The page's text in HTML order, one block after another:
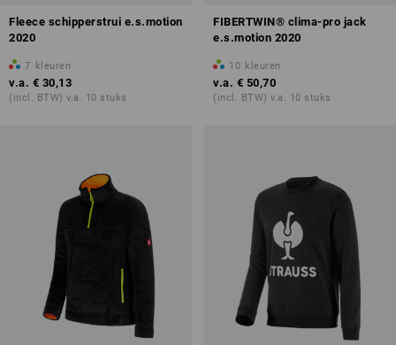
Fleece schipperstrui e.s.motion
2020
7 kleuren
v.a. € 30,13
(incl. BTW) v.a. 10 stuks
FIBERTWIN® clima-pro jack
e.s.motion 2020
10 kleuren
v.a. € 50,70
(incl. BTW) v.a. 10 stuks